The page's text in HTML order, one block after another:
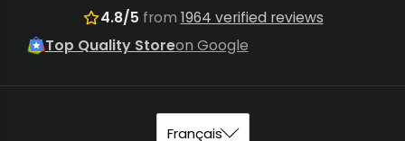
4.8/5 from 1964 verified reviews
Top Quality Storeon Google